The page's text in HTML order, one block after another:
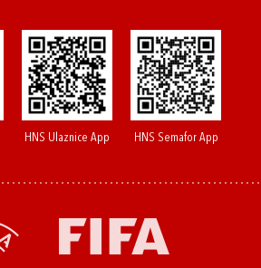
HNS Ulaznice App HNS Semafor App